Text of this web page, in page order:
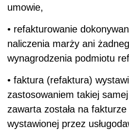
umowie,
• refakturowanie
naliczenia marży ani
wynagrodzenia podmiotu
• faktura (refaktura)
zastosowaniem takiej
zawarta została na fakturze
wystawionej przez